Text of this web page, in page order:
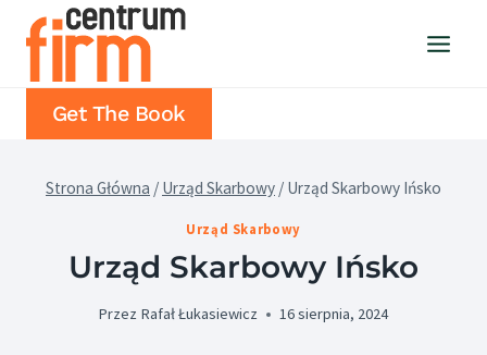
Przejdź
Get The Book
Strona Główna / Urząd Skarbowy / Urząd Skarbowy Ińsko
Urząd Skarbowy
Urząd Skarbowy Ińsko
Przez Rafał Łukasiewicz 16 sierpnia, 2024